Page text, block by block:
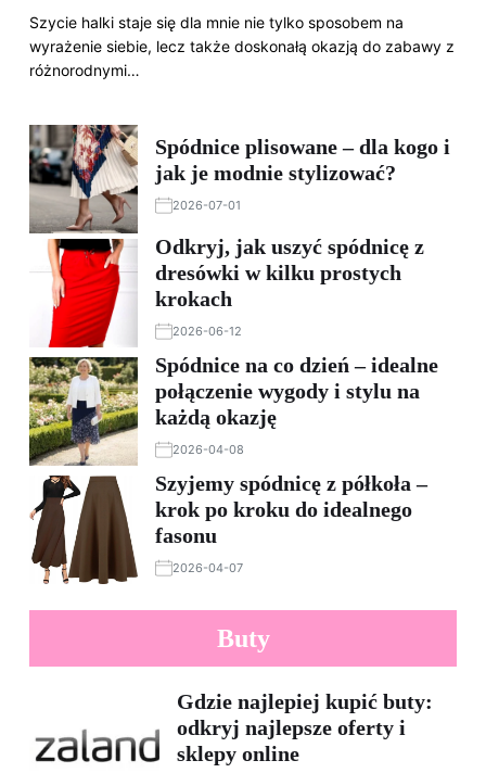
Szycie halki staje się dla mnie nie tylko sposobem na
wyrażenie siebie, lecz także doskonałą okazją do zabawy z
różnorodnymi…
Spódnice plisowane – dla kogo i
jak je modnie stylizować?
2026-07-01
Odkryj, jak uszyć spódnicę z
dresówki w kilku prostych
krokach
2026-06-12
Spódnice na co dzień – idealne
połączenie wygody i stylu na
każdą okazję
2026-04-08
Szyjemy spódnicę z półkoła –
krok po kroku do idealnego
fasonu
2026-04-07
Buty
Gdzie najlepiej kupić buty:
odkryj najlepsze oferty i
sklepy online